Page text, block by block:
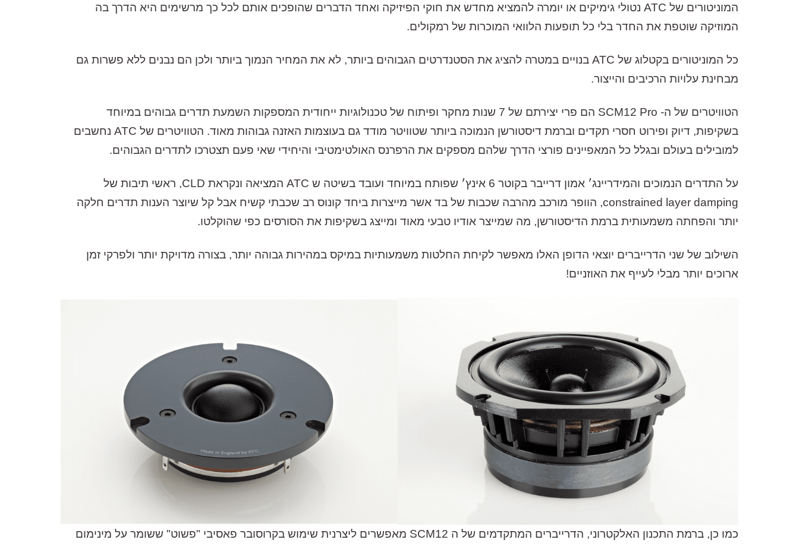
המוניטורים של ATC נטולי גימיקים או יומרה להמציא מחדש את חוקי הפיזיקה ואחד הדברים שהופכים אותם לכל כך מרשימים היא הדרך בה
המוזיקה שוטפת את החדר בלי כל תופעות הלוואי המוכרות של רמקולים.
כל המוניטורים בקטלוג של ATC בנויים במטרה להציג את הסטנדרטים הגבוהים ביותר, לא את המחיר הנמוך ביותר ולכן הם נבנים ללא פשרות גם
מבחינת עלויות הרכיבים והייצור.
הטוויטרים של ה- SCM12 Pro הם פרי יצירתם של 7 שנות מחקר ופיתוח של טכנולוגיות ייחודית המספקות השמעת תדרים גבוהים במיוחד
בשקיפות, דיוק ופירוט חסרי תקדים וברמת דיסטורשן הנמוכה ביותר שטוויטר מודד גם בעוצמות האזנה גבוהות מאוד. הטוויטרים של ATC נחשבים
למובילים בעולם ובגלל כל המאפיינים פורצי הדרך שלהם מספקים את הרפרנס האולטימטיבי והיחידי שאי פעם תצטרכו לתדרים הגבוהים.
על התדרים הנמוכים והמידריינג׳ אמון דרייבר בקוטר 6 אינץ׳ שפותח במיוחד ועובד בשיטה ש ATC המציאה ונקראת CLD, ראשי תיבות של
constrained layer damping, הוופר מורכב מהרבה שכבות של בד אשר מייצרות ביחד קונוס רב שכבתי קשיח אבל קל שיוצר הענות תדרים חלקה
יותר והפחתה משמעותית ברמת הדיסטורשן, מה שמייצר אודיו טבעי מאוד ומייצג בשקיפות את הסורסים כפי שהוקלטו.
השילוב של שני הדרייברים יוצאי הדופן האלו מאפשר לקיחת החלטות משמעותיות במיקס במהירות גבוהה יותר, בצורה מדויקת יותר ולפרקי זמן
ארוכים יותר מבלי לעייף את האוזניים!
כמו כן, ברמת התכנון האלקטרוני, הדרייברים המתקדמים של ה SCM12 מאפשרים ליצרנית שימוש בקרוסובר פאסיבי "פשוט" ששומר על מינימום
SCM12 Pro
₪8,900
אני מאשר/ת את מדיניות הפרטיותומסכים/ה שהמידע ישמש למענה לפנייה ולמטרות המפורטות בה